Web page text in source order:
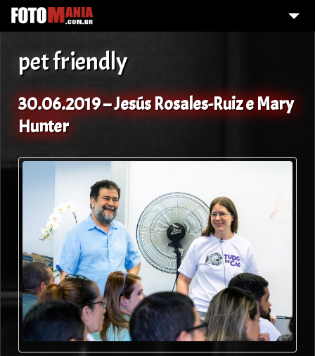
FOI FOTOGRAFADO?
GALERIA DE FOTOS
O QUE FAZEMOS?
DAMELHORQUALIDADE
pet friendly
30.06.2019 – Jesús Rosales-Ruiz e Mary
Hunter